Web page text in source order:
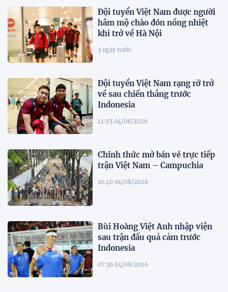
Đội tuyển Việt Nam được người
hâm mộ chào đón nồng nhiệt
khi trở về Hà Nội
3 ngày trước
Đội tuyển Việt Nam rạng rỡ trở
về sau chiến thắng trước
Indonesia
12:03 04/08/2026
Chính thức mở bán vé trực tiếp
trận Việt Nam – Campuchia
10:40 04/08/2026
Bùi Hoàng Việt Anh nhập viện
sau trận đấu quả cảm trước
Indonesia
07:36 04/08/2026